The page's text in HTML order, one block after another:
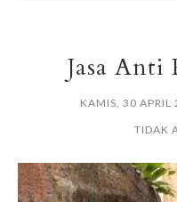
Jasa Anti
KAMIS, 30 APRIL
TIDAK